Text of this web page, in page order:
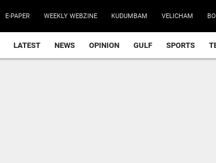
E-PAPER WEEKLY WEBZINE KUDUMBAM VELICHAM
LATEST NEWS OPINION GULF SPORTS